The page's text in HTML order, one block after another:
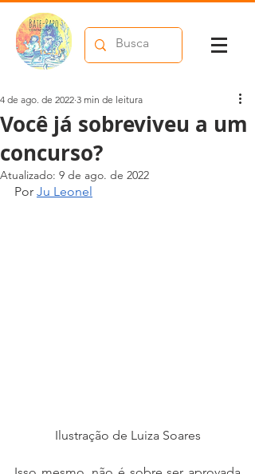
Você já sobreviveu a um
concurso?
4 de ago. de 2022 3 min de leitura
Atualizado: 9 de ago. de 2022
Por Ju Leonel
Ilustração de Luiza Soares